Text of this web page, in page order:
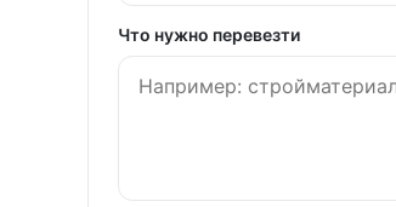
Что нужно перевезти